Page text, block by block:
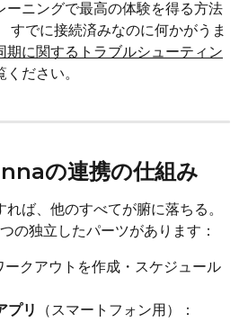
ーニングで最高の体験を得る方法
すでに接続済みなのに何かがうま
期に関するトラブルシューティン
ください。
の連携の仕組み
れば、他のすべてが腑に落ちる。
の独立したパーツがあります：
ークアウトを作成・スケジュール
プリ
（スマートフォン用）：